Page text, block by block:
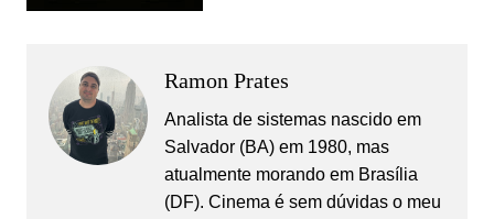
Ramon Prates
Analista de sistemas nascido em
Salvador (BA) em 1980, mas
atualmente morando em Brasília
(DF). Cinema é sem dúvidas o meu